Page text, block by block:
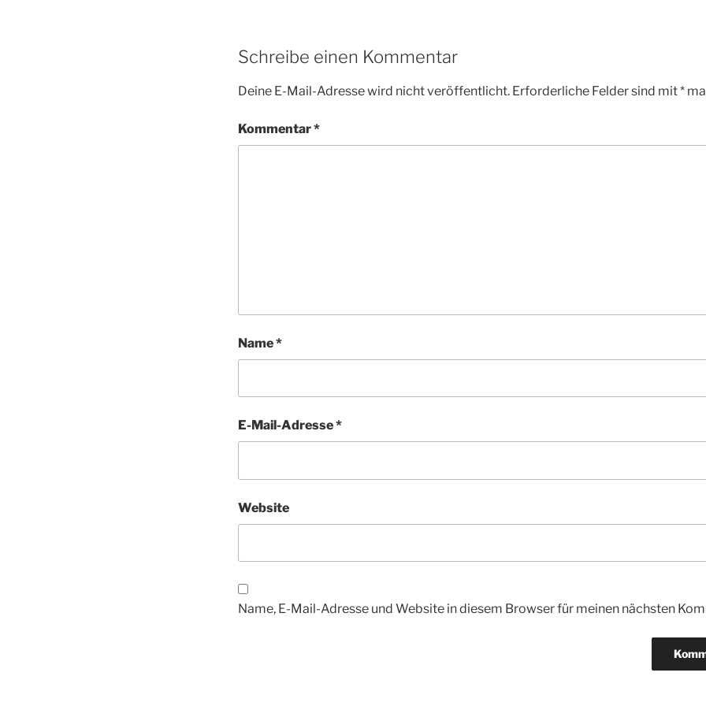
Schreibe einen Kommentar
Deine E-Mail-Adresse wird nicht veröffentlicht. Erforderliche Felder sind mit*
Kommentar*
Name*
E-Mail-Adresse*
Website
Name, E-Mail-Adresse und Website in diesem Browser für meinen nächsten